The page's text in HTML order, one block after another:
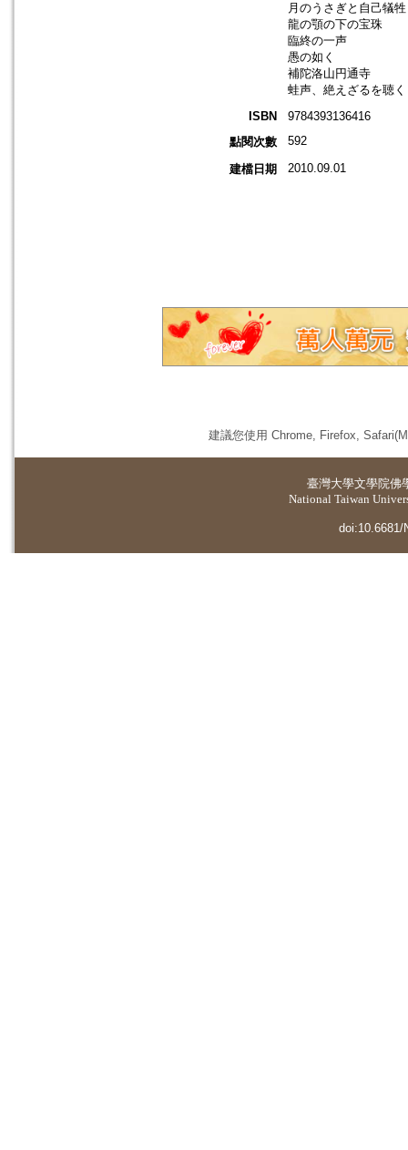
月のうさぎと自己犠牲
龍の顎の下の宝珠
臨終の一声
愚の如く
補陀洛山円通寺
蛙声、絶えざるを聴く
ISBN
9784393136416
點閱次數
592
建檔日期 2010.09.01
建議您使用 Chrome, Firefox,
臺灣大學文學院佛
National Taiwan
doi:10.6681/